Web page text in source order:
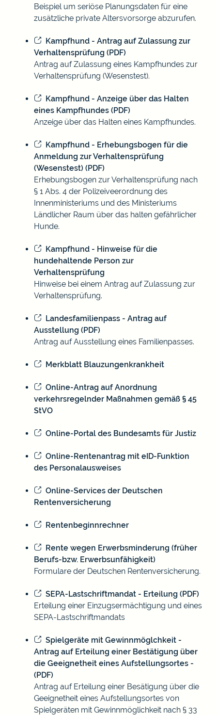
Beispiel um seriöse Planungsdaten für eine
zusätzliche private Altersvorsorge abzurufen.
Kampfhund - Antrag auf Zulassung zur
Verhaltensprüfung (PDF)
Antrag auf Zulassung eines Kampfhundes zur
Verhaltensprüfung (Wesenstest).
Kampfhund - Anzeige über das Halten
eines Kampfhundes (PDF)
Anzeige über das Halten eines Kampfhundes.
Kampfhund - Erhebungsbogen für die
Anmeldung zur Verhaltensprüfung
(Wesenstest) (PDF)
Erhebungsbogen zur Verhaltensprüfung nach
§ 1 Abs. 4 der Polizeiveerordnung des
Innenministeriums und des Ministeriums
Ländlicher Raum über das halten gefährlicher
Hunde.
Kampfhund - Hinweise für die
hundehaltende Person zur
Verhaltensprüfung
Hinweise bei einem Antrag auf Zulassung zur
Verhaltensprüfung.
Landesfamilienpass - Antrag auf
Ausstellung (PDF)
Antrag auf Ausstellung eines Familienpasses.
Merkblatt Blauzungenkrankheit
Online-Antrag auf Anordnung
verkehrsregelnder Maßnahmen gemäß § 45
StVO
Online-Portal des Bundesamts für Justiz
Online-Rentenantrag mit eID-Funktion
des Personalausweises
Online-Services der Deutschen
Rentenversicherung
Rentenbeginnrechner
Rente wegen Erwerbsminderung (früher
Berufs-bzw. Erwerbsunfähigkeit)
Formulare der Deutschen Rentenversicherung.
SEPA-Lastschriftmandat - Erteilung (PDF)
Erteilung einer Einzugsermächtigung und eines
SEPA-Lastschriftmandats
Spielgeräte mit Gewinnmöglchkeit -
Antrag auf Erteilung einer Bestätigung über
die Geeignetheit eines Aufstellungsortes -
(PDF)
Antrag auf Erteilung einer Besätigung über die
Geeignetheit eines Aufstellungsortes von
Spielgeräten mit Gewinnmöglichkeit nach § 33